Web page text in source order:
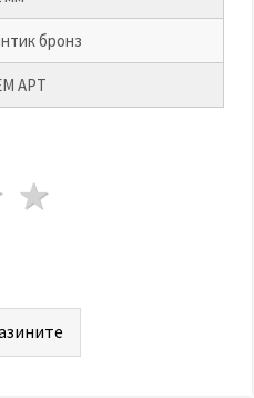
бронз
АРТ
4 звезди